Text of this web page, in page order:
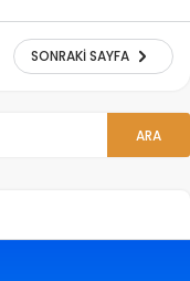
SONRAKI SAYFA